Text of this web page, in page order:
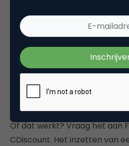
direct terug te leiden naar
gebruikt zijn. Zodra de
leren waar de data vandaan
ingezet kunnen worden, stelt
zelf in staat resultaten te
Sta open voor een
Of dat werkt? Vraag het aan
CDiscount. Het inzetten van